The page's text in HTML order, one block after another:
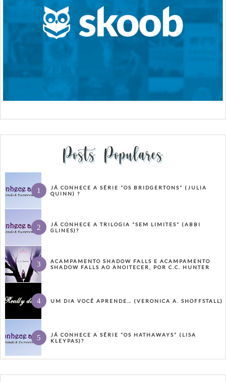
Posts Populares
JÁ CONHECE A SÉRIE “OS BRIDGERTONS” (JULIA
QUINN) ?
JÁ CONHECE A TRILOGIA “SEM LIMITES” (ABBI
GLINES)?
ACAMPAMENTO SHADOW FALLS E ACAMPAMENTO
SHADOW FALLS AO ANOITECER, POR C.C. HUNTER
UM DIA VOCÊ APRENDE… (VERONICA A. SHOFFSTALL)
JÁ CONHECE A SÉRIE “OS HATHAWAYS” (LISA
KLEYPAS)?